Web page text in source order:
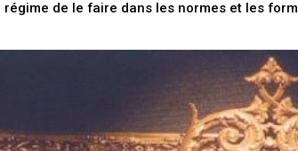
régime de le faire dans les normes et les